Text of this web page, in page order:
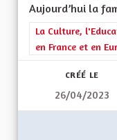
Aujourd’hui la
Filtrer les
La Culture,
en France et en
CRÉÉ LE
26/04/2023